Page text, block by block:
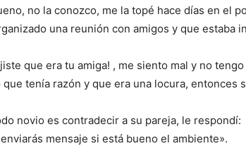
no la conozco, me la topé hace días en el
una reunión con amigos y que estaba
que era tu amiga! , me siento mal y no
tenía razón y que era una locura, entonces
novio es contradecir a su pareja, le respondí:
mensaje si está bueno el ambiente».